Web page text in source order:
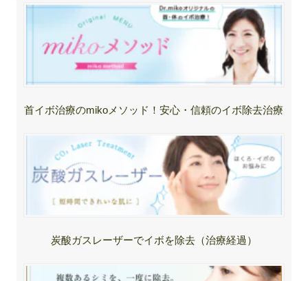
首イボ治療のmikoメソッド！安心・信頼のイボ除去治療
炭酸ガスレーザーでイボを除去（治療経過）